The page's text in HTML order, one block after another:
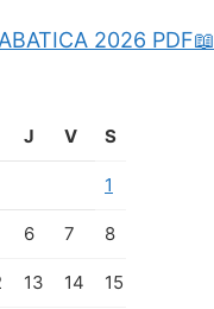
2026 PDF📖
J V S
1
6 7 8
13 14 15